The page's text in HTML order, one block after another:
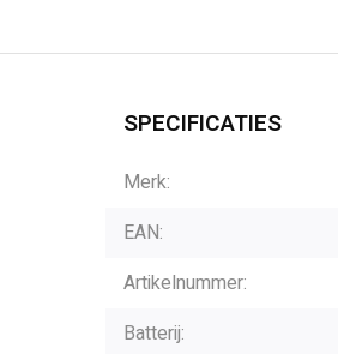
SPECIFICATIES
Merk:
EAN:
Artikelnummer:
Batterij: